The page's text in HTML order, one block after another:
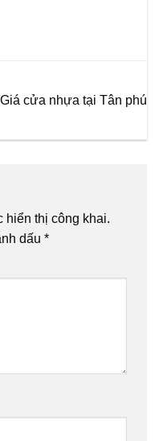
Giá cửa nhựa tại Tân phú
hiển thị công khai.
dấu *